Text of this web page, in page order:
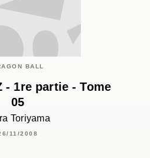
BALL
- 1re partie - Tome
05
Toriyama
11/2008